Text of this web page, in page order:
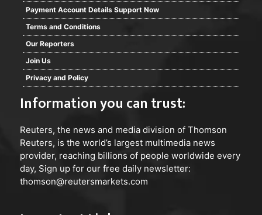
Payment Account Details Support Now
Terms and Conditions
Our Reporters
Join Us
Privacy and Policy
Information you can trust:
Reuters, the news and media division of Thomson
Reuters, is the world’s largest multimedia news
provider, reaching billions of people worldwide every
day, Sign up for our free daily newsletter:
thomson@reutersmarkets.com